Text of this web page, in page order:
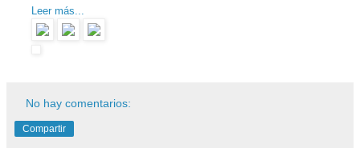
Leer más...
No hay comentarios:
Compartir